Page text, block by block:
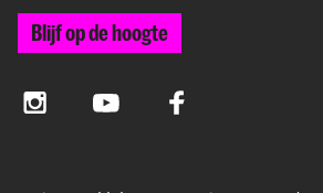
Blijf op de hoogte
InstagramYouTube Facebook